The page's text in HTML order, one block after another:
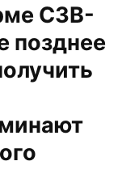
СЗВ-
позднее